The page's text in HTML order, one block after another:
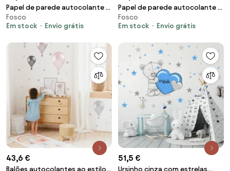
Papel de parede autocolante -
Peóneas em rosa claro
Fosco
Em stock
Envio grátis
Papel de parede autocolante -
Baleias
Fosco
Em stock
Envio grátis
43,6 €
Balões autocolantes ao estilo
51,5 €
Ursinho cinza com estrelas